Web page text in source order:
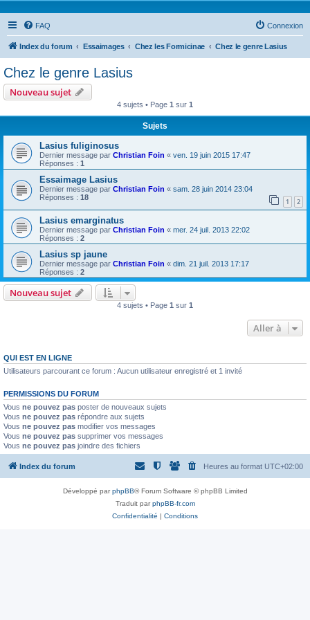
FAQ Connexion
Index du forum Essaimages Chez les Formicinae Chez le genre Lasius
Chez le genre Lasius
Nouveau sujet
4 sujets • Page 1 sur 1
Sujets
Lasius fuliginosus
Dernier message par Christian Foin « ven. 19 juin 2015 17:47
Réponses : 1
Essaimage Lasius
Dernier message par Christian Foin « sam. 28 juin 2014 23:04
Réponses : 18 1 2
Lasius emarginatus
Dernier message par Christian Foin « mer. 24 juil. 2013 22:02
Réponses : 2
Lasius sp jaune
Dernier message par Christian Foin « dim. 21 juil. 2013 17:17
Réponses : 2
Nouveau sujet
4 sujets • Page 1 sur 1
Aller à
QUI EST EN LIGNE
Utilisateurs parcourant ce forum : Aucun utilisateur enregistré et 1 invité
PERMISSIONS DU FORUM
Vous ne pouvez pas poster de nouveaux sujets
Vous ne pouvez pas répondre aux sujets
Vous ne pouvez pas modifier vos messages
Vous ne pouvez pas supprimer vos messages
Vous ne pouvez pas joindre des fichiers
Index du forum Heures au format UTC+02:00
Développé parphpBB® Forum Software © phpBB Limited
Traduit parphpBB-fr.com
Confidentialité | Conditions